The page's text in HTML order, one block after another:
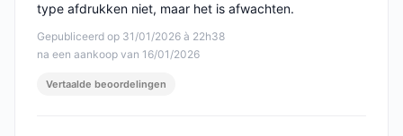
Gepubliceerd op 31/01/2026 à 22h38
na een aankoop van 16/01/2026
type afdrukken niet, maar het is afwachten.
Vertaalde beoordelingen